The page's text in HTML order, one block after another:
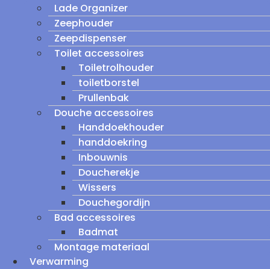
Lade Organizer
Zeephouder
Zeepdispenser
Toilet accessoires
Toiletrolhouder
toiletborstel
Prullenbak
Douche accessoires
Handdoekhouder
handdoekring
Inbouwnis
Doucherekje
Wissers
Douchegordijn
Bad accessoires
Badmat
Montage materiaal
Verwarming